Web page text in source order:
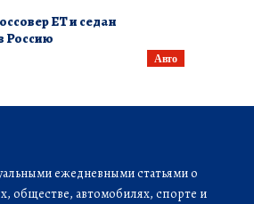
Авто
ET и седан
Россию
ежедневными статьями о
обществе, автомобилях, спорте и